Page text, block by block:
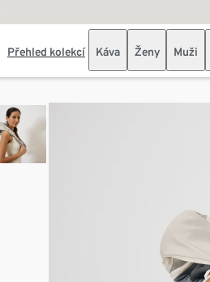
Přehled kolekcí Káva Ženy Muži